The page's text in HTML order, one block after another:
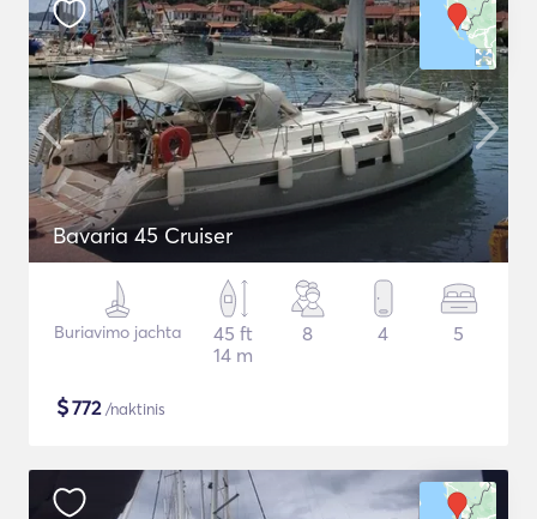
Bavaria 45 Cruiser
Buriavimo jachta
45 ft
14 m
8 4 5
$772/naktinis